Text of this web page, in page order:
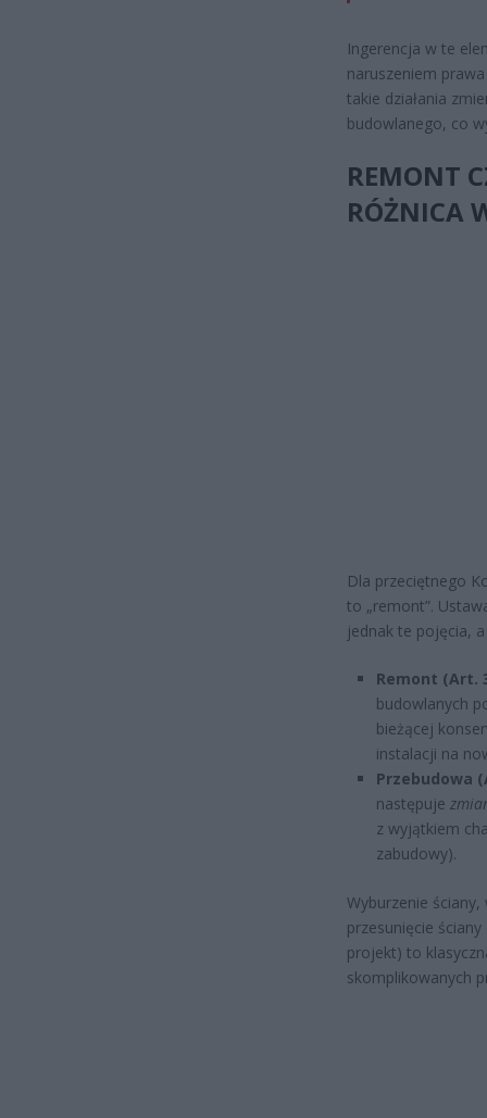
Ingerencja w te
naruszeniem
takie działania
budowlanego, co
REMONT
RÓŻNICA
Dla przeciętnego
to „remont”.
jednak te pojęcia,
Remont (Art.
budowlanych
bieżącej
instalacji na
Przebudowa
następuje
z wyjątkiem
zabudowy).
Wyburzenie
przesunięcie
projekt) to
skomplikowanych